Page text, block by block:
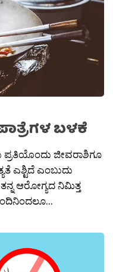
ಬಳಕೆ
ಪ್ರತಿಯೊಂದು ಜೀವರಾಶಿಗೂ
ಎಶ್ಟಿದೆ ಎಂಬುದು
ಆರೋಗ್ಯದ ನಿಮಿತ್ತ